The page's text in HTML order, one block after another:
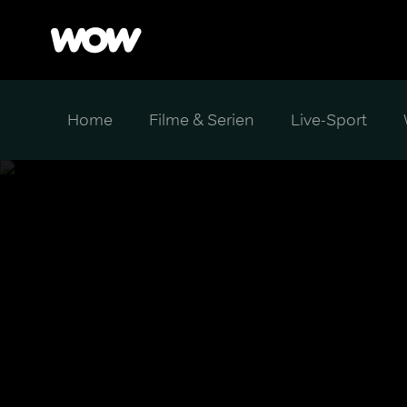
Home Filme & Serien Live-Sport